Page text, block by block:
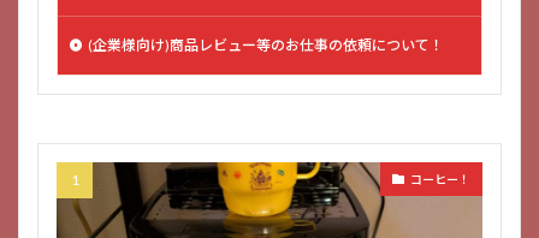
(企業様向け)商品レビュー等のお仕事の依頼について！
コーヒー！